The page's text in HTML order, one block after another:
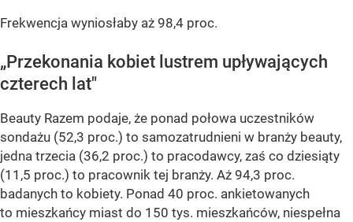
Frekwencja wyniosłaby aż 98,4 proc.
„Przekonania kobiet lustrem upływających
czterech lat"
Beauty Razem podaje, że ponad połowa uczestników
sondażu (52,3 proc.) to samozatrudnieni w branży beauty,
jedna trzecia (36,2 proc.) to pracodawcy, zaś co dziesiąty
(11,5 proc.) to pracownik tej branży. Aż 94,3 proc.
badanych to kobiety. Ponad 40 proc. ankietowanych
to mieszkańcy miast do 150 tys. mieszkańców, niespełna